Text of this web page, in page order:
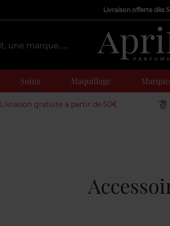
Livraison offerte dès
Soins Maquillage
Livraison gratuite à partir de 50€